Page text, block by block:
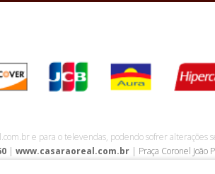
e para o televendas, podendo sofrer alterações
| www.casaraoreal.com.br | Praça Coronel